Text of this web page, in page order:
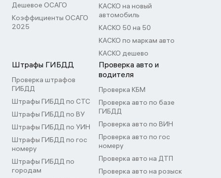
Дешевое ОСАГО
Коэффициенты ОСАГО
2025
КАСКО на новый
автомобиль
КАСКО 50 на 50
КАСКО по маркам авто
КАСКО дешево
Штрафы ГИБДД
Проверка штрафов
ГИБДД
Штрафы ГИБДД по СТС
Штрафы ГИБДД по ВУ
Штрафы ГИБДД по УИН
Штрафы ГИБДД по гос
номеру
Штрафы ГИБДД по
городам
Проверка авто и
водителя
Проверка КБМ
Проверка авто по базе
ГИБДД
Проверка авто по ВИН
Проверка авто по гос
номеру
Проверка авто на ДТП
Проверка авто на розыск